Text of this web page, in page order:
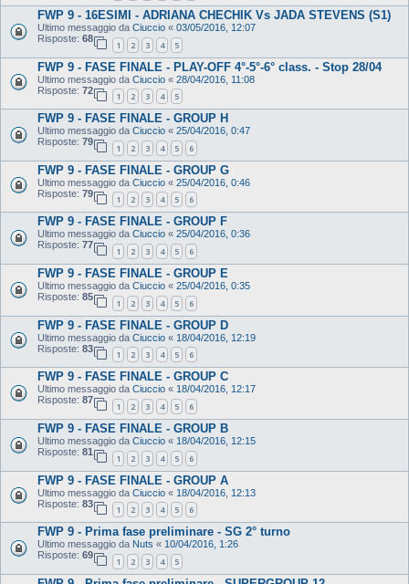
FWP 9 - 16ESIMI - ADRIANA CHECHIK Vs JADA STEVENS (S1)
Ultimo messaggio da Ciuccio « 03/05/2016, 12:07
Risposte: 68
1 2 3 4 5
FWP 9 - FASE FINALE - PLAY-OFF 4°-5°-6° class. - Stop 28/04
Ultimo messaggio da Ciuccio « 28/04/2016, 11:08
Risposte: 72
1 2 3 4 5
FWP 9 - FASE FINALE - GROUP H
Ultimo messaggio da Ciuccio « 25/04/2016, 0:47
Risposte: 79
1 2 3 4 5 6
FWP 9 - FASE FINALE - GROUP G
Ultimo messaggio da Ciuccio « 25/04/2016, 0:46
Risposte: 79
1 2 3 4 5 6
FWP 9 - FASE FINALE - GROUP F
Ultimo messaggio da Ciuccio « 25/04/2016, 0:36
Risposte: 77
1 2 3 4 5 6
FWP 9 - FASE FINALE - GROUP E
Ultimo messaggio da Ciuccio « 25/04/2016, 0:35
Risposte: 85
1 2 3 4 5 6
FWP 9 - FASE FINALE - GROUP D
Ultimo messaggio da Ciuccio « 18/04/2016, 12:19
Risposte: 83
1 2 3 4 5 6
FWP 9 - FASE FINALE - GROUP C
Ultimo messaggio da Ciuccio « 18/04/2016, 12:17
Risposte: 87
1 2 3 4 5 6
FWP 9 - FASE FINALE - GROUP B
Ultimo messaggio da Ciuccio « 18/04/2016, 12:15
Risposte: 81
1 2 3 4 5 6
FWP 9 - FASE FINALE - GROUP A
Ultimo messaggio da Ciuccio « 18/04/2016, 12:13
Risposte: 83
1 2 3 4 5 6
FWP 9 - Prima fase preliminare - SG 2° turno
Ultimo messaggio da Nuts « 10/04/2016, 1:26
Risposte: 69
1 2 3 4 5